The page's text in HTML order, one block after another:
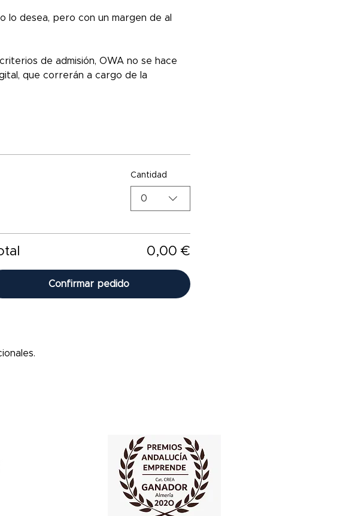
lo desea, pero con un margen de al
de admisión, OWA no se hace
que correrán a cargo de la
Cantidad
0
0,00 €
Confirmar pedido